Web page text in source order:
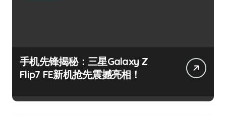
手机先锋揭秘：三星Galaxy Z
Flip7 FE新机抢先震撼亮相！